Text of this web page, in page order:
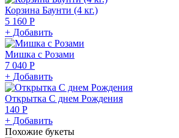
Корзина Баунти (4 кг.)
5 160 Р
+ Добавить
Мишка с Розами
7 040 Р
+ Добавить
Открытка С днем Рождения
140 Р
+ Добавить
Похожие букеты